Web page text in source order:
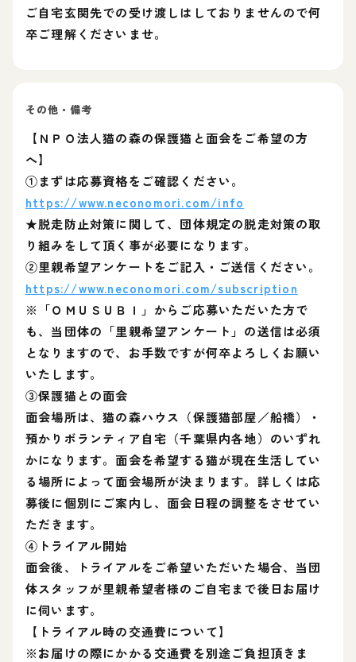
ご自宅玄関先での受け渡しはしておりませんので何
卒ご理解くださいませ。
その他・備考
【ＮＰＯ法人猫の森の保護猫と面会をご希望の方
へ】
①まずは応募資格をご確認ください。
https://www.neconomori.com/info
★脱走防止対策に関して、団体規定の脱走対策の取
り組みをして頂く事が必要になります。
②里親希望アンケートをご記入・ご送信ください。
https://www.neconomori.com/subscription
※「ＯＭＵＳＵＢＩ」からご応募いただいた方で
も、当団体の「里親希望アンケート」の送信は必須
となりますので、お手数ですが何卒よろしくお願い
いたします。
③保護猫との面会
面会場所は、猫の森ハウス（保護猫部屋／船橋）・
預かりボランティア自宅（千葉県内各地）のいずれ
かになります。面会を希望する猫が現在生活してい
る場所によって面会場所が決まります。詳しくは応
募後に個別にご案内し、面会日程の調整をさせてい
ただきます。
④トライアル開始
面会後、トライアルをご希望いただいた場合、当団
体スタッフが里親希望者様のご自宅まで後日お届け
に伺います。
【トライアル時の交通費について】
※お届けの際にかかる交通費を別途ご負担頂きま